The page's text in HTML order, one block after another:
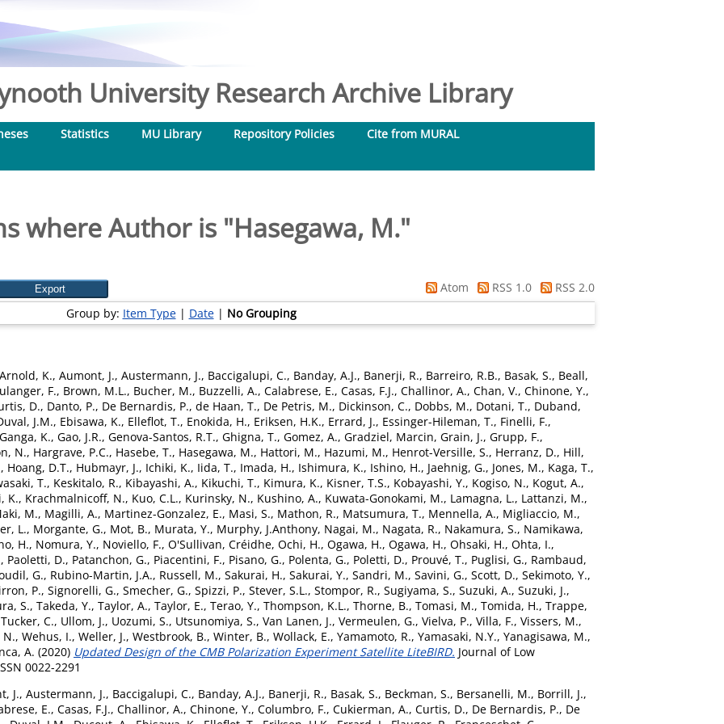
University Research Archive Library
Statistics MU Library Repository Policies Cite from MURAL
where Author is "Hasegawa, M."
Atom RSS 1.0
RSS 2.0
Group by: Item Type| Date| No Grouping
Arnold, K., Aumont, J., Austermann, J., Baccigalupi, C., Banday, A.J., Banerji, R., Barreiro, R.B., Basak, S., Beall,
F., Brown, M.L., Bucher, M., Buzzelli, A., Calabrese, E., Casas, F.J., Challinor, A., Chan, V., Chinone, Y.,
D., Danto, P., De Bernardis, P., de Haan, T., De Petris, M., Dickinson, C., Dobbs, M., Dotani, T., Duband,
J.M., Ebisawa, K., Elleflot, T., Enokida, H., Eriksen, H.K., Errard, J., Essinger-Hileman, T., Finelli, F.,
Ganga, K., Gao, J.R., Genova-Santos, R.T., Ghigna, T., Gomez, A., Gradziel, Marcin, Grain, J., Grupp, F.,
N., Hargrave, P.C., Hasebe, T., Hasegawa, M., Hattori, M., Hazumi, M., Henrot-Versille, S., Herranz, D., Hill,
, Hoang, D.T., Hubmayr, J., Ichiki, K., Iida, T., Imada, H., Ishimura, K., Ishino, H., Jaehnig, G., Jones, M., Kaga, T.,
T., Keskitalo, R., Kibayashi, A., Kikuchi, T., Kimura, K., Kisner, T.S., Kobayashi, Y., Kogiso, N., Kogut, A.,
K., Krachmalnicoff, N., Kuo, C.L., Kurinsky, N., Kushino, A., Kuwata-Gonokami, M., Lamagna, L., Lattanzi, M.,
M., Magilli, A., Martinez-Gonzalez, E., Masi, S., Mathon, R., Matsumura, T., Mennella, A., Migliaccio, M.,
L., Morgante, G., Mot, B., Murata, Y., Murphy, J.Anthony, Nagai, M., Nagata, R., Nakamura, S., Namikawa,
H., Nomura, Y., Noviello, F., O'Sullivan, Créidhe, Ochi, H., Ogawa, H., Ogawa, H., Ohsaki, H., Ohta, I.,
, Paoletti, D., Patanchon, G., Piacentini, F., Pisano, G., Polenta, G., Poletti, D., Prouvé, T., Puglisi, G., Rambaud,
G., Rubino-Martin, J.A., Russell, M., Sakurai, H., Sakurai, Y., Sandri, M., Savini, G., Scott, D., Sekimoto, Y.,
P., Signorelli, G., Smecher, G., Spizzi, P., Stever, S.L., Stompor, R., Sugiyama, S., Suzuki, A., Suzuki, J.,
S., Takeda, Y., Taylor, A., Taylor, E., Terao, Y., Thompson, K.L., Thorne, B., Tomasi, M., Tomida, H., Trappe,
Tucker, C., Ullom, J., Uozumi, S., Utsunomiya, S., Van Lanen, J., Vermeulen, G., Vielva, P., Villa, F., Vissers, M.,
N., Wehus, I., Weller, J., Westbrook, B., Winter, B., Wollack, E., Yamamoto, R., Yamasaki, N.Y., Yanagisawa, M.,
A. (2020) Updated Design of the CMB Polarization Experiment Satellite LiteBIRD. Journal of Low
0022-2291
J., Austermann, J., Baccigalupi, C., Banday, A.J., Banerji, R., Basak, S., Beckman, S., Bersanelli, M., Borrill, J.,
E., Casas, F.J., Challinor, A., Chinone, Y., Columbro, F., Cukierman, A., Curtis, D., De Bernardis, P., De